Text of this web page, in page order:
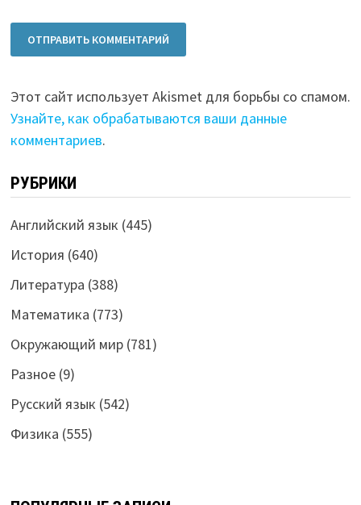
Этот сайт использует Akismet для борьбы со спамом.
Узнайте, как обрабатываются ваши данные
комментариев.
РУБРИКИ
Английский язык (445)
История (640)
Литература (388)
Математика (773)
Окружающий мир(781)
Разное(9)
Русский язык (542)
Физика (555)